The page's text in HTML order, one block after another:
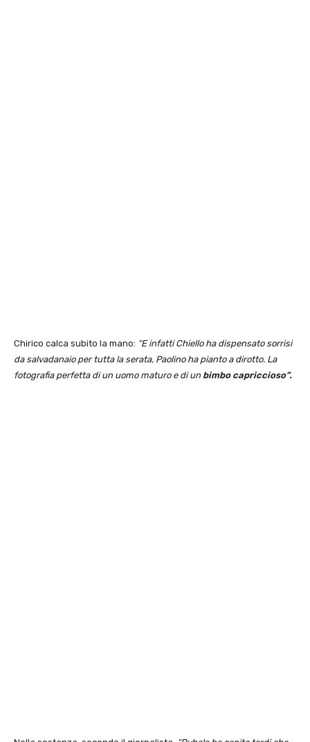
Chirico calca subito la mano: “E infatti Chiello ha dispensato sorrisi
da salvadanaio per tutta la serata, Paolino ha pianto a dirotto. La
fotografia perfetta di un uomo maturo e di un bimbo capriccioso”.